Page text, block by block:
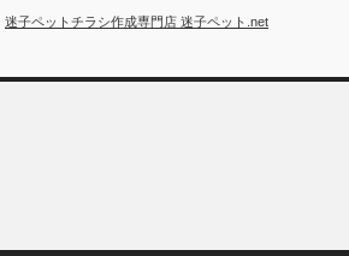
迷子ペットチラシ作成専門店 迷子ペット.net